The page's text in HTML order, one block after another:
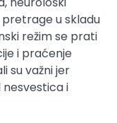
u skladu
režim se prati
i praćenje
su važni jer
i